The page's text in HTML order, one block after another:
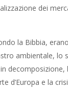
dei
la Bibbia,
ambientale, lo
d’Europa e la